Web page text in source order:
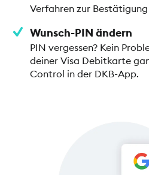
Verfahren zur
Wunsch-PIN ändern
PIN vergessen? Kein
deiner Visa Debitkarte
Control in der DKB-App.